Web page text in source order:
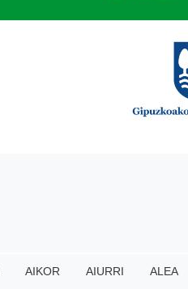
AIKOR AIURRI ALEA